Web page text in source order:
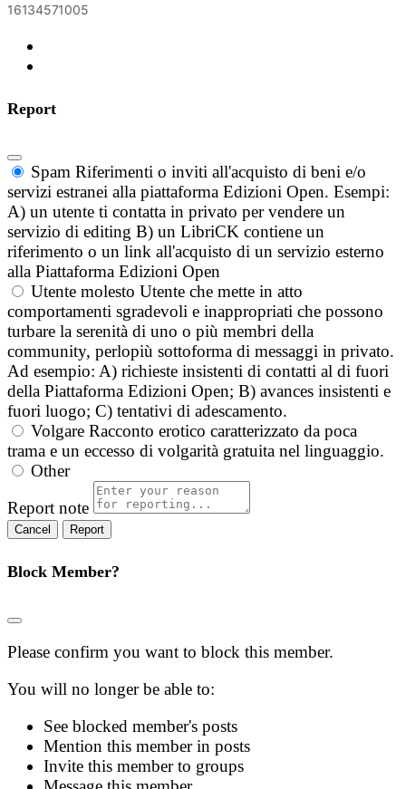
16134571005
Report
Spam Riferimenti o inviti all'acquisto di beni e/o
servizi estranei alla piattaforma Edizioni Open. Esempi:
A) un utente ti contatta in privato per vendere un
servizio di editing B) un LibriCK contiene un
riferimento o un link all'acquisto di un servizio esterno
alla Piattaforma Edizioni Open
Utente molesto Utente che mette in atto
comportamenti sgradevoli e inappropriati che possono
turbare la serenità di uno o più membri della
community, perlopiù sottoforma di messaggi in privato.
Ad esempio: A) richieste insistenti di contatti al di fuori
della Piattaforma Edizioni Open; B) avances insistenti e
fuori luogo; C) tentativi di adescamento.
Volgare Racconto erotico caratterizzato da poca
trama e un eccesso di volgarità gratuita nel linguaggio.
Other
Report note
Report
Block Member?
Please confirm you want to block this member.
You will no longer be able to:
See blocked member's posts
Mention this member in posts
Invite this member to groups